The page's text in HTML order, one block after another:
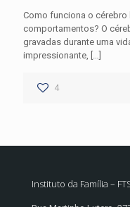
Como funciona o cérebro
comportamentos? O
gravadas durante uma
impressionante,
4
Instituto da Família –